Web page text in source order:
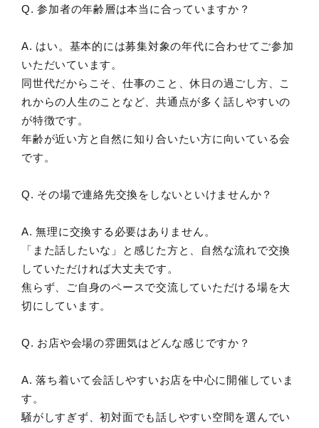
Q. 参加者の年齢層は本当に合っていますか？
A. はい。基本的には募集対象の年代に合わせてご参加
いただいています。
同世代だからこそ、仕事のこと、休日の過ごし方、こ
れからの人生のことなど、共通点が多く話しやすいの
が特徴です。
年齢が近い方と自然に知り合いたい方に向いている会
です。
Q. その場で連絡先交換をしないといけませんか？
A. 無理に交換する必要はありません。
「また話したいな」と感じた方と、自然な流れで交換
していただければ大丈夫です。
焦らず、ご自身のペースで交流していただける場を大
切にしています。
Q. お店や会場の雰囲気はどんな感じですか？
A. 落ち着いて会話しやすいお店を中心に開催していま
す。
騒がしすぎず、初対面でも話しやすい空間を選んでい